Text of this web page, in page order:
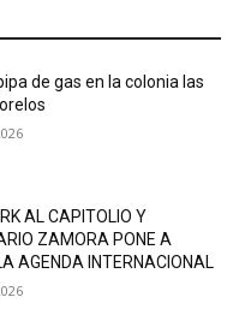
de gas en la colonia las
AL CAPITOLIO Y
ZAMORA PONE A
AGENDA INTERNACIONAL